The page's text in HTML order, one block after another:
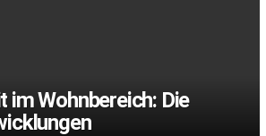
im Wohnbereich: Die